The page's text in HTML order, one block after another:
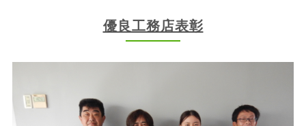
優良工務店表彰